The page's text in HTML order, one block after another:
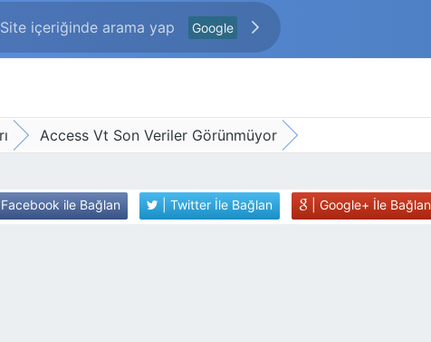
Google
Access Vt Son Veriler Görünmüyor
Facebook ile Bağlan | Twitter İle Bağlan | Google+ İle Bağlan